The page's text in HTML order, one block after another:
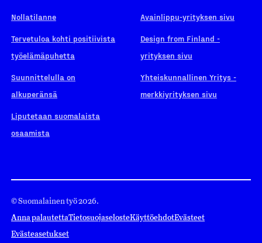
Nollatilanne
Tervetuloa kohti positiivista
työelämäpuhetta
Suunnittelulla on
alkuperänsä
Liputetaan suomalaista
osaamista
Avainlippu-yrityksen sivu
Design from Finland -
yrityksen sivu
Yhteiskunnallinen Yritys -
merkkiyrityksen sivu
© Suomalainen työ 2026.
Anna palautettaTietosuojaselosteKäyttöehdotEvästeet
Evästeasetukset